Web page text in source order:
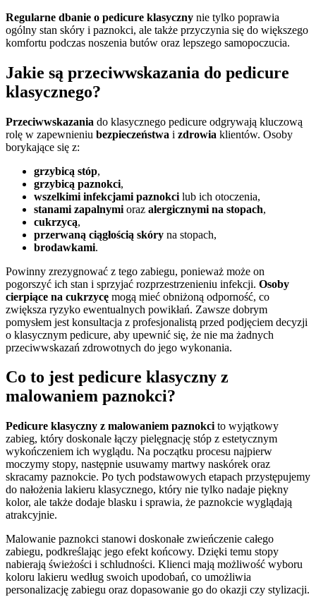
Regularne dbanie o pedicure klasyczny nie tylko poprawia
ogólny stan skóry i paznokci, ale także przyczynia się do większego
komfortu podczas noszenia butów oraz lepszego samopoczucia.
Jakie są przeciwwskazania do pedicure
klasycznego?
Przeciwwskazania do klasycznego pedicure odgrywają kluczową
rolę w zapewnieniu bezpieczeństwa i zdrowia klientów. Osoby
borykające się z:
grzybicą stóp,
grzybicą paznokci,
wszelkimi infekcjami paznokci lub ich otoczenia,
stanami zapalnymi oraz alergicznymi na stopach,
cukrzycą,
przerwaną ciągłością skóry na stopach,
brodawkami.
Powinny zrezygnować z tego zabiegu, ponieważ może on
pogorszyć ich stan i sprzyjać rozprzestrzenieniu infekcji. Osoby
cierpiące na cukrzycę mogą mieć obniżoną odporność, co
zwiększa ryzyko ewentualnych powikłań. Zawsze dobrym
pomysłem jest konsultacja z profesjonalistą przed podjęciem decyzji
o klasycznym pedicure, aby upewnić się, że nie ma żadnych
przeciwwskazań zdrowotnych do jego wykonania.
Co to jest pedicure klasyczny z
malowaniem paznokci?
Pedicure klasyczny z malowaniem paznokci to wyjątkowy
zabieg, który doskonale łączy pielęgnację stóp z estetycznym
wykończeniem ich wyglądu. Na początku procesu najpierw
moczymy stopy, następnie usuwamy martwy naskórek oraz
skracamy paznokcie. Po tych podstawowych etapach przystępujemy
do nałożenia lakieru klasycznego, który nie tylko nadaje piękny
kolor, ale także dodaje blasku i sprawia, że paznokcie wyglądają
atrakcyjnie.
Malowanie paznokci stanowi doskonałe zwieńczenie całego
zabiegu, podkreślając jego efekt końcowy. Dzięki temu stopy
nabierają świeżości i schludności. Klienci mają możliwość wyboru
koloru lakieru według swoich upodobań, co umożliwia
personalizację zabiegu oraz dopasowanie go do okazji czy stylizacji.